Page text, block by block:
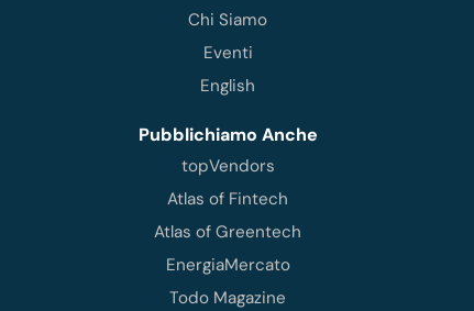
Chi Siamo
Eventi
English
Pubblichiamo Anche
topVendors
Atlas of Fintech
Atlas of Greentech
EnergiaMercato
Todo Magazine